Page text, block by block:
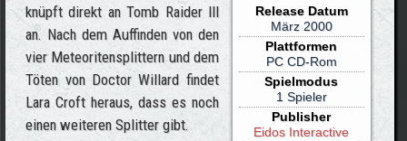
Release Datum
März 2000
Plattformen
PC CD-Rom
Spielmodus
1 Spieler
Publisher
Eidos Interactive
knüpft direkt an Tomb Raider III
an. Nach dem Auffinden von den
vier Meteoritensplittern und dem
Töten von Doctor Willard findet
Lara Croft heraus, dass es noch
einen weiteren Splitter gibt.